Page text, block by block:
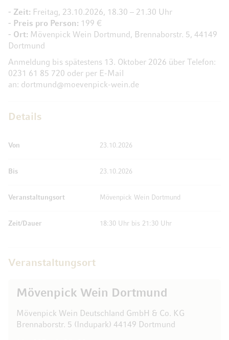
- Zeit: Freitag, 23.10.2026, 18.30 – 21.30 Uhr
- Preis pro Person: 199 €
- Ort: Mövenpick Wein Dortmund, Brennaborstr. 5, 44149
Dortmund
Anmeldung bis spätestens 13. Oktober 2026 über Telefon:
0231 61 85 720 oder per E-Mail
an: dortmund@moevenpick-wein.de
Details
Von 23.10.2026
Bis 23.10.2026
Veranstaltungsort Mövenpick Wein Dortmund
Zeit/Dauer 18:30 Uhr bis 21:30 Uhr
Veranstaltungsort
Mövenpick Wein Dortmund
Mövenpick Wein Deutschland GmbH & Co. KG
Brennaborstr. 5 (Indupark) 44149 Dortmund